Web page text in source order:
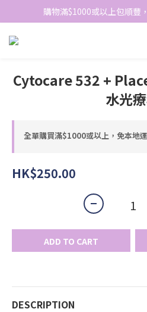
網站免費登記會員，會員優
購物滿$1000或以上包順豐
網站免費登記會員，會員優
Cytocare 532 +
水光
全單購買滿$1000或以上，免本地
HK$250.00
ADD TO CART
DESCRIPTION